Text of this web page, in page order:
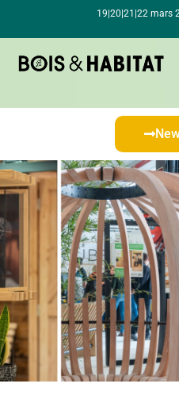
19|20|21|22 mars